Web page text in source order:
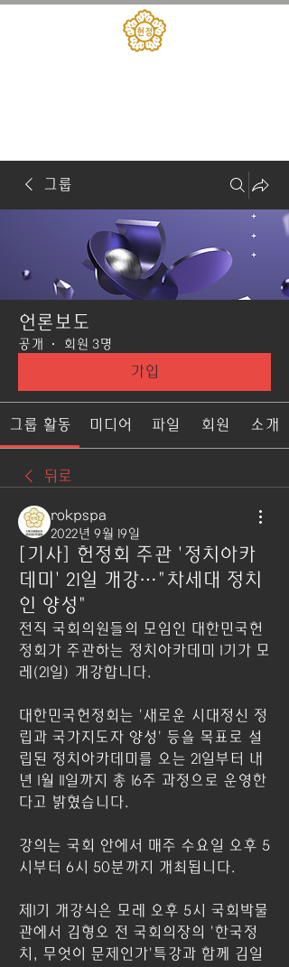
그룹
언론보도
공개 · 회원 3명
가입
그룹 활동 미디어 파일 회원 소개
뒤로
rokpspa
2022년 9월 19일
[기사] 헌정회 주관 '정치아카
데미' 21일 개강…"차세대 정치
인 양성"
전직 국회의원들의 모임인 대한민국헌
정회가 주관하는 정치아카데미 1기가 모
레(21일) 개강합니다.
대한민국헌정회는 '새로운 시대정신 정
립과 국가지도자 양성' 등을 목표로 설
립된 정치아카데미를 오는 21일부터 내
년 1월 11일까지 총 16주 과정으로 운영한
다고 밝혔습니다.
강의는 국회 안에서 매주 수요일 오후 5
시부터 6시 50분까지 개최됩니다.
제1기 개강식은 모레 오후 5시 국회박물
관에서 김형오 전 국회의장의 '한국정
치, 무엇이 문제인가'특강과 함께 김일